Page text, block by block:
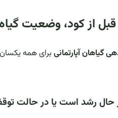
از کود، وضعیت
گیاهان آپارتمانیبرای همه یکسان